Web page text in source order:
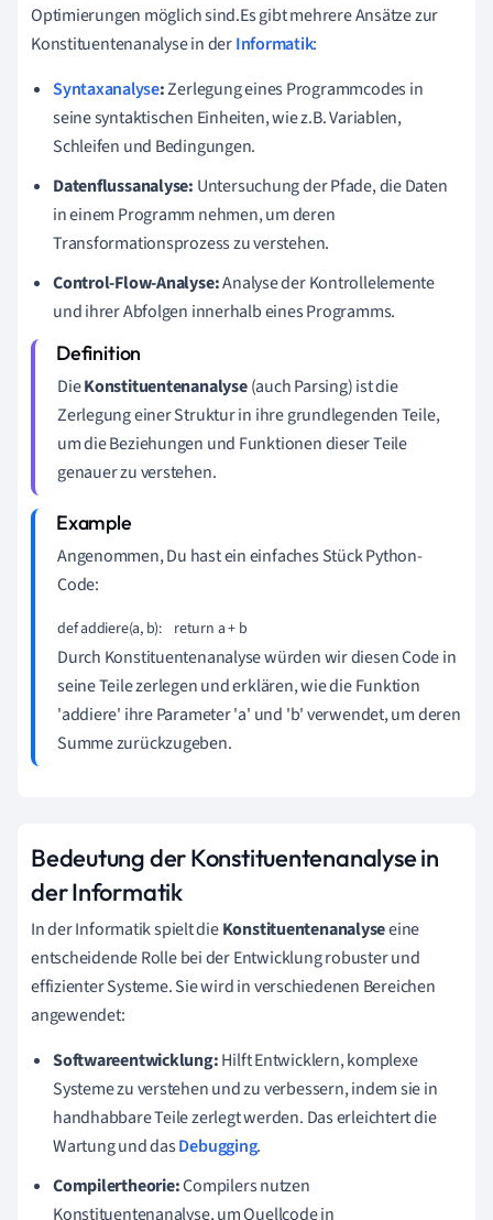
Optimierungen möglich sind.Es gibt mehrere Ansätze zur
Konstituentenanalyse in derInformatik:
Syntaxanalyse:Zerlegung eines Programmcodes in
seine syntaktischen Einheiten, wie z.B. Variablen,
Schleifen und Bedingungen.
Datenflussanalyse: Untersuchung der Pfade, die Daten
in einem Programm nehmen, um deren
Transformationsprozess zu verstehen.
Control-Flow-Analyse:Analyse der Kontrollelemente
und ihrer Abfolgen innerhalb eines Programms.
DieKonstituentenanalyse(auch Parsing) ist die
Zerlegung einer Struktur in ihre grundlegenden Teile,
um die Beziehungen und Funktionen dieser Teile
genauer zu verstehen.
Angenommen, Du hast ein einfaches Stück Python-
Code:
def addiere(a, b):    return a + b
Durch Konstituentenanalyse würden wir diesen Code in
seine Teile zerlegen und erklären, wie die Funktion
'addiere' ihre Parameter 'a' und 'b' verwendet, um deren
Summe zurückzugeben.
Bedeutung der Konstituentenanalyse in
der Informatik
In der Informatik spielt dieKonstituentenanalyseeine
entscheidende Rolle bei der Entwicklung robuster und
effizienter Systeme. Sie wird in verschiedenen Bereichen
angewendet:
Softwareentwicklung:Hilft Entwicklern, komplexe
Systeme zu verstehen und zu verbessern, indem sie in
handhabbare Teile zerlegt werden. Das erleichtert die
Wartung und dasDebugging.
Compilertheorie:Compilers nutzen
Konstituentenanalyse, um Quellcode in